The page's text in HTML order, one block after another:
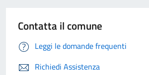
Contatta il comune
Leggi le domande frequenti
Richiedi Assistenza